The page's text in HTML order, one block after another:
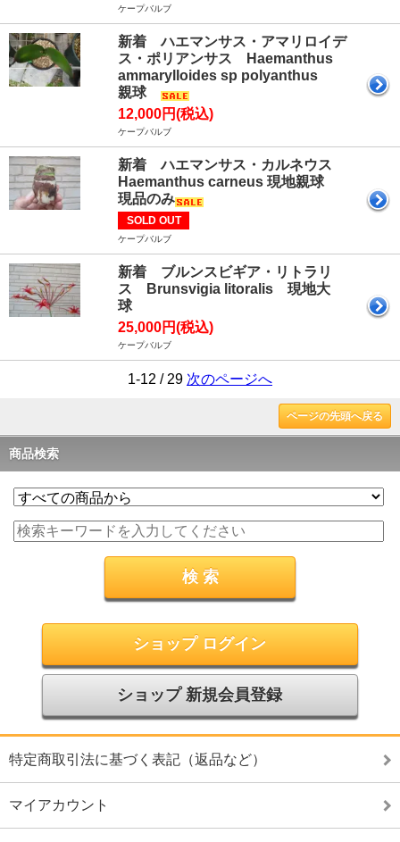
ケープバルブ
新着 ハエマンサス・アマリロイデ
ス・ポリアンサス Haemanthus
ammarylloides sp polyanthus
親球
12,000円(税込)
ケープバルブ
新着 ハエマンサス・カルネウス
Haemanthus carneus 現地親球
現品のみ
SOLD OUT
ケープバルブ
新着 ブルンスビギア・リトラリ
ス Brunsvigia litoralis 現地大
球
25,000円(税込)
ケープバルブ
1-12 / 29 次のページへ
ページの先頭へ戻る
商品検索
ショップ ログイン
ショップ 新規会員登録
特定商取引法に基づく表記（返品など）
マイアカウント